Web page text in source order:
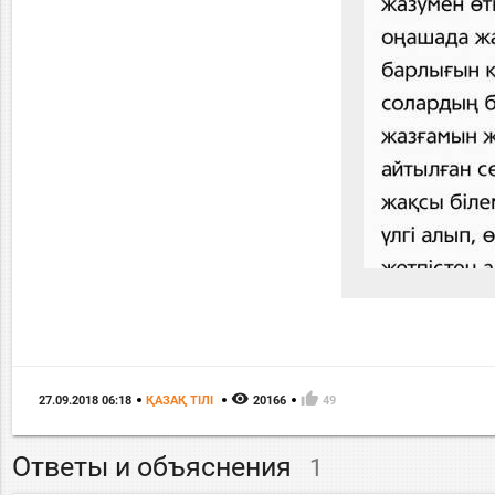
27.09.2018 06:18 ҚАЗАҚ ТIЛI remove_red_eye 20166 thumb_up 49
Ответы и объяснения 1